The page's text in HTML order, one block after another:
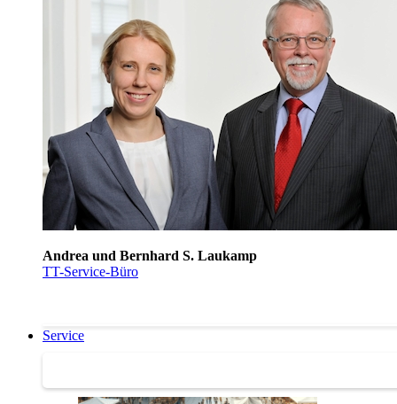
Andrea und Bernhard S. Laukamp
TT-Service-Büro
Service